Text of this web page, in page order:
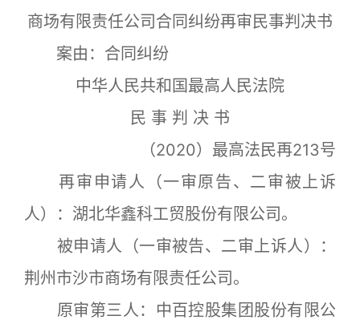
商场有限责任公司合同纠纷再审民事判决书
案由：合同纠纷
中华人民共和国最高人民法院
民 事 判 决 书
（2020）最高法民再213号
再审申请人（一审原告、二审被上诉
人）：湖北华鑫科工贸股份有限公司。
被申请人（一审被告、二审上诉人）：
荆州市沙市商场有限责任公司。
原审第三人：中百控股集团股份有限公